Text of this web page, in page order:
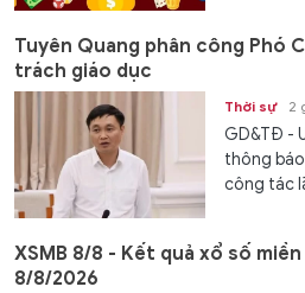
Tuyên Quang phân công Phó
trách giáo dục
Thời sự 2
GD&TĐ -
thông
công tác
XSMB 8/8 - Kết quả xổ số
8/8/2026